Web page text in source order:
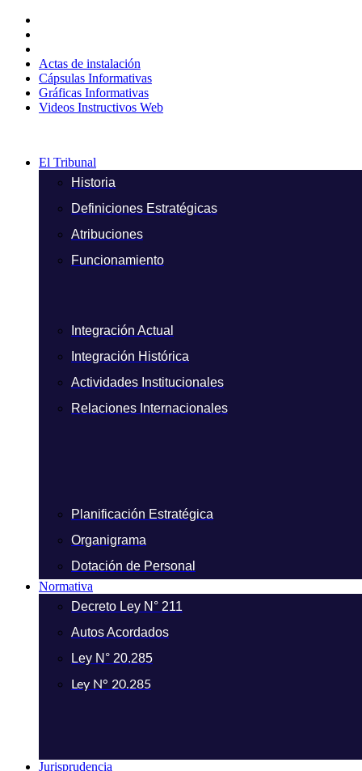
contenido
Actas de instalación
Cápsulas Informativas
Gráficas Informativas
Videos Instructivos Web
El Tribunal
Historia
Definiciones Estratégicas
Atribuciones
Funcionamiento
Integración Actual
Integración Histórica
Actividades Institucionales
Relaciones Internacionales
Planificación Estratégica
Organigrama
Dotación de Personal
Normativa
Decreto Ley N° 211
Autos Acordados
Ley N° 20.285
Ley N° 20.285
Jurisprudencia